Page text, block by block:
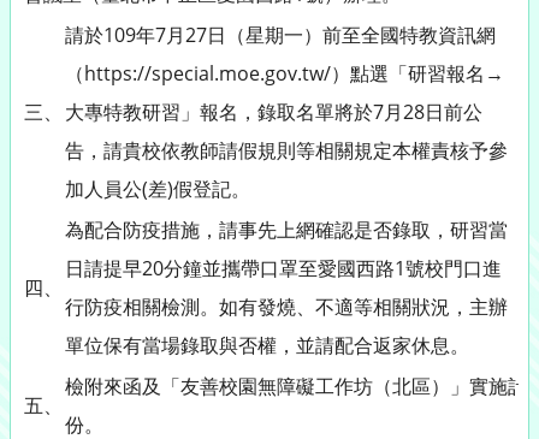
三、
請於109年7月27日（星期一）前至全國特教資訊網
（https://special.moe.gov.tw/）點選「研習報名→
大專特教研習」報名，錄取名單將於7月28日前公
告，請貴校依教師請假規則等相關規定本權責核予參
加人員公(差)假登記。
四、
為配合防疫措施，請事先上網確認是否錄取，研習當
日請提早20分鐘並攜帶口罩至愛國西路1號校門口進
行防疫相關檢測。如有發燒、不適等相關狀況，主辦
單位保有當場錄取與否權，並請配合返家休息。
五、
檢附來函及「友善校園無障礙工作坊（北區）」實施計